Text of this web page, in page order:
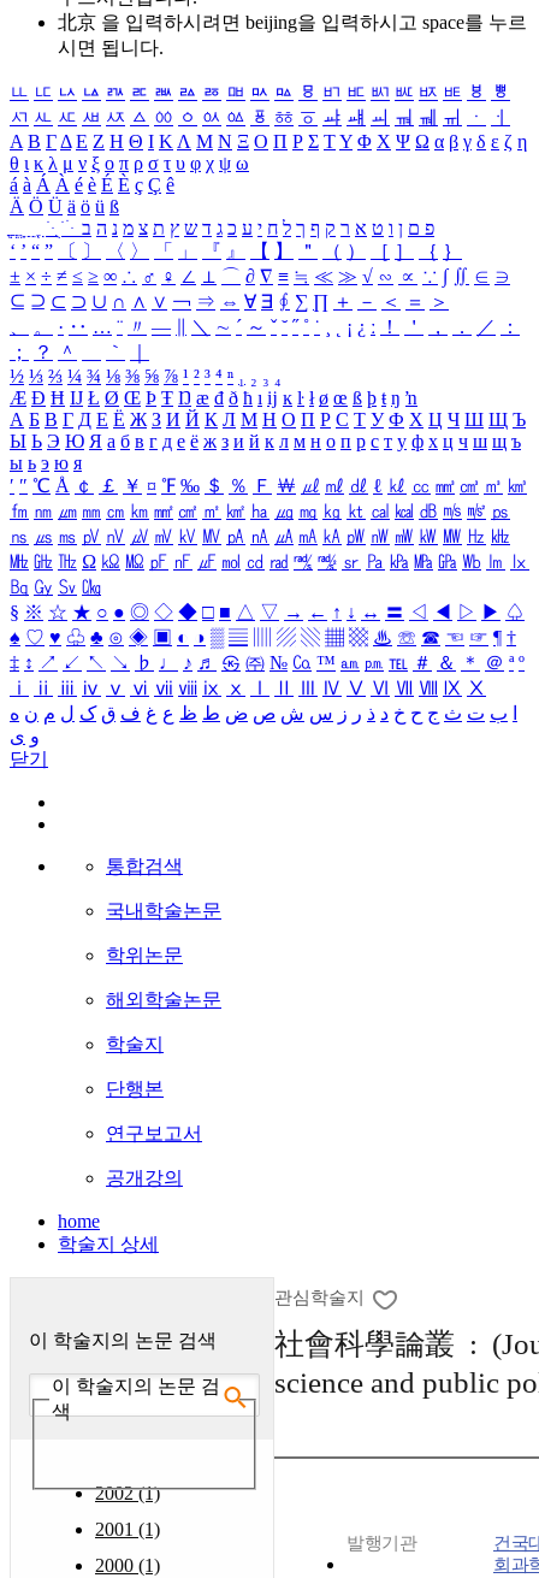
北京 을 입력하시려면 beijing을 입력하시고 space를 누르
시면 됩니다.
ㅥ ㅦ ㅧ ㅨ ㅩ ㅪ ㅫ ㅬ ㅭ ㅮ ㅯ ㅰ ㅱ ㅲ ㅳ ㅴ ㅵ ㅶ ㅷ ㅸ
ㅹ
ㅺ ㅻ ㅼ ㅽ ㅾ ㅿ ㆀ ㆁ ㆂ ㆃ ㆄ ㆅ ㆆ ㆇ ㆈ ㆉ ㆊ ㆋ ㆌ ㆍ
ㆎ
Α Β ΓΔ Ε Ζ Η Θ Ι ΚΛ Μ Ν Ξ Ο Π Ρ Σ ΤΥ Φ Χ Ψ Ω α β γ δ ε ζ η
θ ι κ λ μ ν ξ ο π ρ σ τ υ φ χ ψ ω
á à Á À é è É È ç Ç ê
Ä Ö Ü ä ö ü ß
ִֶֹ ֻּ ׁׂ פ ם ן ו ט א ר ק ף ך ל ח י ע כ ג ד ש ץ ת צ מ נ ה ב
‘ ’ “ ” 〔 〕 〈 〉 「 」 『 』 【 】 ＂ （ ） ［ ］ ｛ ｝
± × ÷ ≠ ≤ ≥ ∞ ∴ ♂ ♀ ∠ ⊥ ⌒ ∂ ∇ ≡ ≒ ≪ ≫ √ ∽ ∝ ∵ ∫ ∬ ∈ ∋
⊆ ⊇ ⊂ ⊃ ∪ ∩ ∧ ∨ ￢ ⇒ ⇔ ∀ ∃ ∮ ∑ ∏ ＋ － ＜ ＝
＞
、
。 · ‥ … ¨ 〃 ― ＼ ∼ ´ ～ ˇ ˘ ˝ ˚ ˙ ¸ ¡ ¿ ː ！ ＇ ， ． ／
：
；
？ ＾ ｀
½ ⅓ ⅔ ¼ ¾ ⅛ ⅜ ⅝ ⅞ ¹ ² ³ ⁴ ⁿ ₁ ₂ ₃ ₄
Æ Ð Ħ Ĳ Ł Ø Œ Þ Ŧ Ŋ æ đ ð ħ ı ĳ ĸ ŀ ł ø œ ß þ ŧ ŋ ŉ
А Б В Г Д Е Ё Ж З И Й К Л М Н О П Р С Т У Ф Х Ц Ч Ш Щ Ъ
Ы Ь Э Ю Я а б в г д е ё ж з и й к л м н о п р с т у ф х ц ч ш щ ъ
ы ь э ю я
′ ″ ℃ Å ￠ ￡ ￥ ¤ ℉ ‰ ＄ ％ Ｆ ￦ ㎕ ㎖ ㎗ ℓ ㎘ ㏄ ㎣ ㎤ ㎥ ㎦
㎙ ㎚ ㎛ ㎜ ㎝ ㎞ ㎟ ㎠ ㎡ ㎢ ㏊ ㎍ ㎎ ㎏ ㏏ ㎈ ㎉ ㏈ ㎧ ㎨ ㎰
㎱ ㎲ ㎳ ㎴ ㎵ ㎶ ㎷ ㎸ ㎹ ㎀ ㎁ ㎂ ㎃ ㎄ ㎺ ㎻ ㎽ ㎾ ㎿ ㎐ ㎑
㎒ ㎓ ㎔ Ω ㏀ ㏁ ㎊ ㎋ ㎌ ㏖ ㏅ ㎭ ㎮ ㎯ ㏛ ㎩ ㎪ ㎫ ㎬ ㏝ ㏐
㏓
㏃ ㏉ ㏜ ㏆
§ ※ ☆ ★ ○ ● ◎ ◇ ◆ □ ■ △ ▽ → ← ↑ ↓ ↔ 〓 ◁ ◀ ▷ ▶ ♤
♠ ♡ ♥ ♧ ♣ ⊙ ◈ ▣ ◐ ◑ ▒ ▤ ▨ ▧ ▦ ▩ ♨ ☏ ☎ ☜ ☞ ¶ †
‡ ↕ ↗ ↙ ↖ ↘ ♭ ♩ ♪ ♬ ㉿ ㈜ № ㏇ ™ ㏂ ㏘ ℡ ＃ ＆ ＊ ＠ ª º
ⅰ
ⅱ ⅲ ⅳ ⅴ ⅵ ⅶ ⅷ ⅸ ⅹ Ⅳ Ⅴ Ⅵ Ⅶ Ⅷ Ⅸ Ⅹ
ب ت ث ج ح خ د ذ ر ز س ش ص ض ط ظ ع غ ف ق ک ل م ن ه
و ی
닫기
통합검색
국내학술논문
학위논문
해외학술논문
학술지
단행본
연구보고서
공개강의
home
학술지 상세
이 학술지의 논문 검색
이 학술지의 논문 검
색
2002 (1)
2001 (1)
2000 (1)
관심학술지
社會科學論叢 :
science and public
발행기관
건국
회과